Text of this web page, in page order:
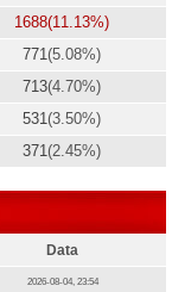
1688(11.13%)
771 (5.08%)
713(4.70%)
531 (3.50%)
371 (2.45%)
Data
2026-08-04, 23:54